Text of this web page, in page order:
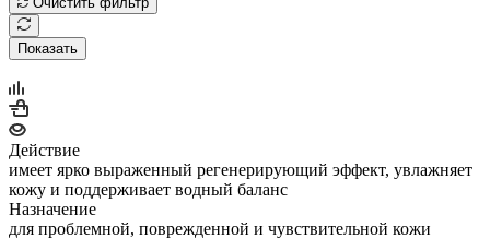
Показать
Действие
имеет ярко выраженный регенерирующий эффект, увлажняет
кожу и поддерживает водный баланс
Назначение
для проблемной, поврежденной и чувствительной кожи